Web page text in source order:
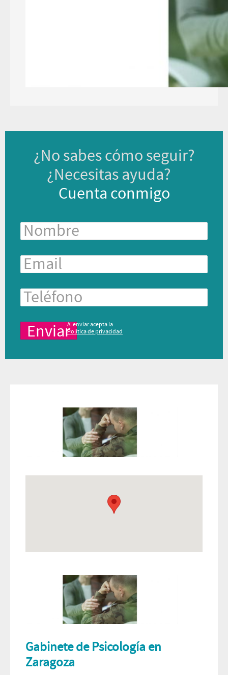
¿No sabes cómo seguir?
¿Necesitas ayuda?
Cuenta conmigo
Al enviar acepta la
Política de privacidad
Gabinete de Psicología en
Zaragoza